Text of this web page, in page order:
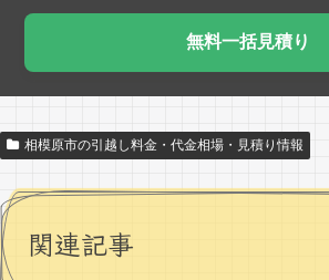
無料一括見積り
相模原市の引越し料金・代金相場・見積り情報
関連記事